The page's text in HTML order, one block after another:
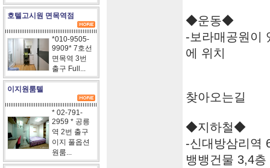
호텔고시원 면목역점
*010-9505-
9909* 7호선
면목역 3번
출구 Full...
이지원룸텔
* 02-791-
2959 * 공릉
역 2번 출구
이지 풀옵션
원룸...
◆운동◆
-보라매공원이
에 위치
찾아오는길
◆지하철◆
-신대방삼리역
뱅뱅건물 3,4층